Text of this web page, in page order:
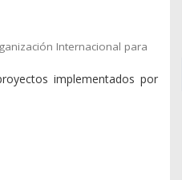
Internacional para
implementados por